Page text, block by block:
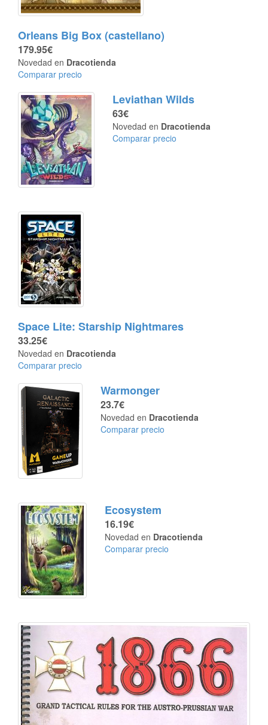
Orleans Big Box (castellano)
179.95€
Novedad en Dracotienda
Comparar precio
Leviathan Wilds
63€
Novedad en Dracotienda
Comparar precio
Space Lite: Starship Nightmares
33.25€
Novedad en Dracotienda
Comparar precio
Warmonger
23.7€
Novedad en Dracotienda
Comparar precio
Ecosystem
16.19€
Novedad en Dracotienda
Comparar precio